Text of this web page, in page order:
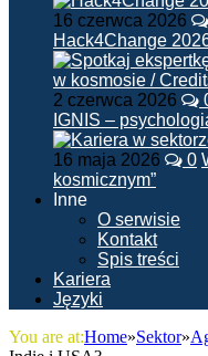
16 czerwca 2026
Hack4Change
2 czerwca 2026
IGNIS –
16 maja 2026 0
kosmicznym”
Inne
O serwisie
Kontakt
Spis treści
Kariera
Języki
You are at:Home»Sektor»